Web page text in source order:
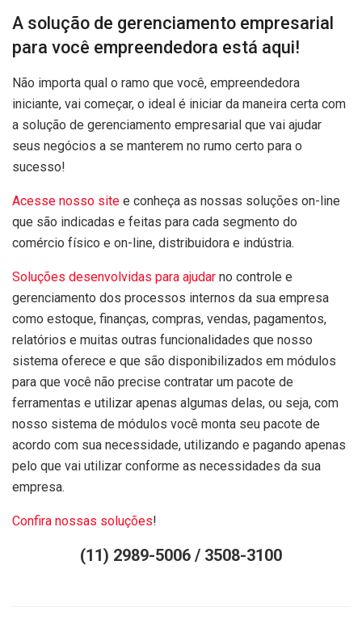
A solução de gerenciamento empresarial
para você empreendedora está aqui!
Não importa qual o ramo que você, empreendedora
iniciante, vai começar, o ideal é iniciar da maneira certa com
a solução de gerenciamento empresarial que vai ajudar
seus negócios a se manterem no rumo certo para o
sucesso!
Acesse nosso site e conheça as nossas soluções on-line
que são indicadas e feitas para cada segmento do
comércio físico e on-line, distribuidora e indústria.
Soluções desenvolvidas para ajudar no controle e
gerenciamento dos processos internos da sua empresa
como estoque, finanças, compras, vendas, pagamentos,
relatórios e muitas outras funcionalidades que nosso
sistema oferece e que são disponibilizados em módulos
para que você não precise contratar um pacote de
ferramentas e utilizar apenas algumas delas, ou seja, com
nosso sistema de módulos você monta seu pacote de
acordo com sua necessidade, utilizando e pagando apenas
pelo que vai utilizar conforme as necessidades da sua
empresa.
Confira nossas soluções!
(11) 2989-5006 / 3508-3100